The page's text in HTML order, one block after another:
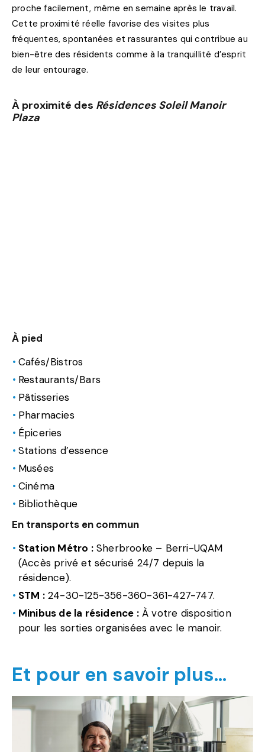
proche facilement, même en semaine après le travail.
Cette proximité réelle favorise des visites plus
fréquentes, spontanées et rassurantes qui contribue au
bien-être des résidents comme à la tranquillité d’esprit
de leur entourage.
À proximité des Résidences Soleil Manoir
Plaza
À pied
Cafés/Bistros
Restaurants/Bars
Pâtisseries
Pharmacies
Épiceries
Stations d’essence
Musées
Cinéma
Bibliothèque
En transports en commun
Station Métro :Sherbrooke – Berri-UQAM
(Accès privé et sécurisé 24/7 depuis la
résidence).
STM :24-30-125-356-360-361-427-747.
Minibus de la résidence :À votre disposition
pour les sorties organisées avec le manoir.
Et pour en savoir plus…